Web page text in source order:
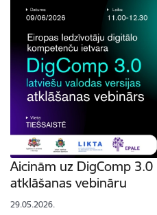
Aicinām uz DigComp
atklāšanas vebināru
29.05.2026.